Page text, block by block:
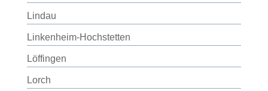
Lindau
Linkenheim-Hochstetten
Löffingen
Lorch